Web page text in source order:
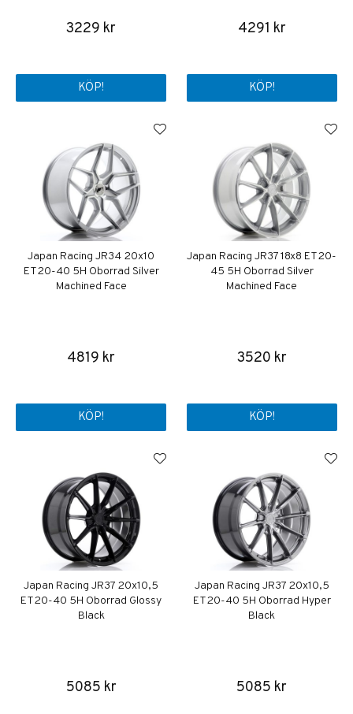
3229 kr
KÖP!
4291 kr
KÖP!
Japan Racing JR34 20x10
ET20-40 5H Oborrad Silver
Machined Face
4819 kr
KÖP!
Japan Racing JR37 18x8 ET20-
45 5H Oborrad Silver
Machined Face
3520 kr
KÖP!
Japan Racing JR37 20x10,5
ET20-40 5H Oborrad Glossy
Black
5085 kr
Japan Racing JR37 20x10,5
ET20-40 5H Oborrad Hyper
Black
5085 kr